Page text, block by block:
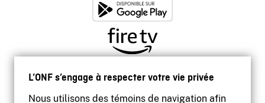
L’ONF s’engage à respecter votre vie privée
Nous utilisons des témoins de navigation afin